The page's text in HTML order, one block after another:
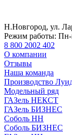
Н.Новгород, ул.
Режим работы: Пн-
8 800 2002 402
О компании
Отзывы
Наша команда
Производство
Модельный ряд
ГАЗель НЕКСТ
ГАЗель БИЗНЕС
Соболь НН
Соболь БИЗНЕС